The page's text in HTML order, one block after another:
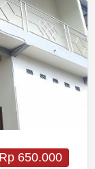
Rp 650.000